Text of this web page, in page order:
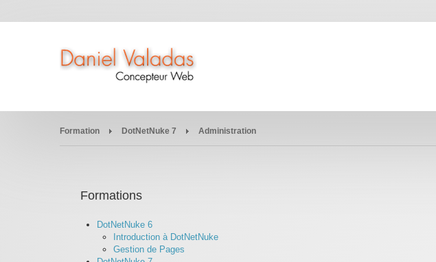
Formation DotNetNuke 7 Administration
Formations
DotNetNuke 6
Introduction à DotNetNuke
Gestion de Pages